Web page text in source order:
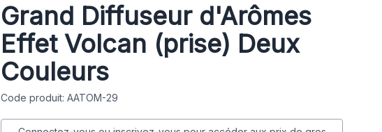
Grand Diffuseur d'Arômes
Effet Volcan (prise) Deux
Couleurs
Code produit: AATOM-29